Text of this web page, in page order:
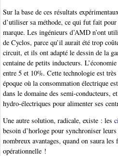
Sur la base de ces résultats
d’utiliser sa méthode, ce qui fut fait pour
marque. Les ingénieurs d’AMD n’ont
de Cyclos, parce qu’il aurait été trop
circuit, et ils ont adapté le dessin de la
centaine de petits inducteurs.
entre 5 et 10%. Cette technologie est
époque où la consommation électrique
dans le domaine des semi-conducteurs,
hydro-électriques pour alimenter ses
Une autre solution, radicale, existe : les
besoin d’horloge pour synchroniser
nombreux avantages, quand on saura
opérationnelle !